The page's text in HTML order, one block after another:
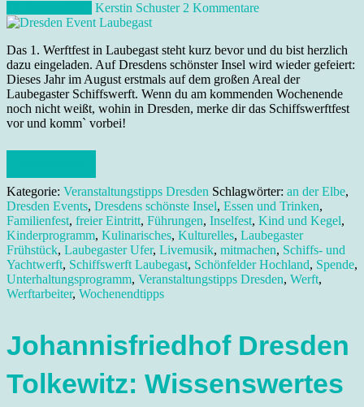
Kerstin Schuster 2 Kommentare
Das 1. Werftfest in Laubegast steht kurz bevor und du bist herzlich
dazu eingeladen. Auf Dresdens schönster Insel wird wieder gefeiert:
Dieses Jahr im August erstmals auf dem großen Areal der
Laubegaster Schiffswerft. Wenn du am kommenden Wochenende
noch nicht weißt, wohin in Dresden, merke dir das Schiffswerftfest
vor und komm` vorbei!
Kategorie: Veranstaltungstipps Dresden Schlagwörter: an der Elbe,
Dresden Events, Dresdens schönste Insel, Essen und Trinken,
Familienfest, freier Eintritt, Führungen, Inselfest, Kind und Kegel,
Kinderprogramm, Kulinarisches, Kulturelles, Laubegaster
Frühstück, Laubegaster Ufer, Livemusik, mitmachen, Schiffs- und
Yachtwerft, Schiffswerft Laubegast, Schönfelder Hochland, Spende,
Unterhaltungsprogramm, Veranstaltungstipps Dresden, Werft,
Werftarbeiter, Wochenendtipps
Johannisfriedhof Dresden
Tolkewitz: Wissenswertes